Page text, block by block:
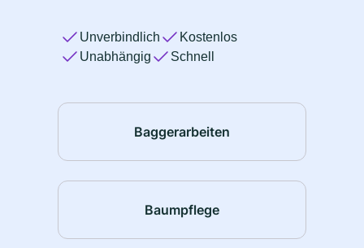
Unverbindlich
Kostenlos
Unabhängig
Schnell
Baggerarbeiten
Baumpflege